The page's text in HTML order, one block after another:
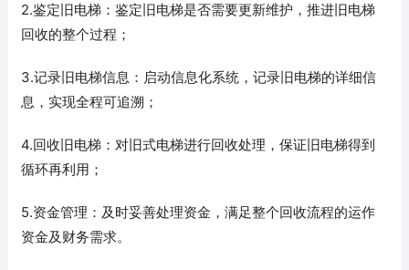
2.鉴定旧电梯：鉴定旧电梯是否需要更新维护，推进旧电梯
回收的整个过程；
3.记录旧电梯信息：启动信息化系统，记录旧电梯的详细信
息，实现全程可追溯；
4.回收旧电梯：对旧式电梯进行回收处理，保证旧电梯得到
循环再利用；
5.资金管理：及时妥善处理资金，满足整个回收流程的运作
资金及财务需求。